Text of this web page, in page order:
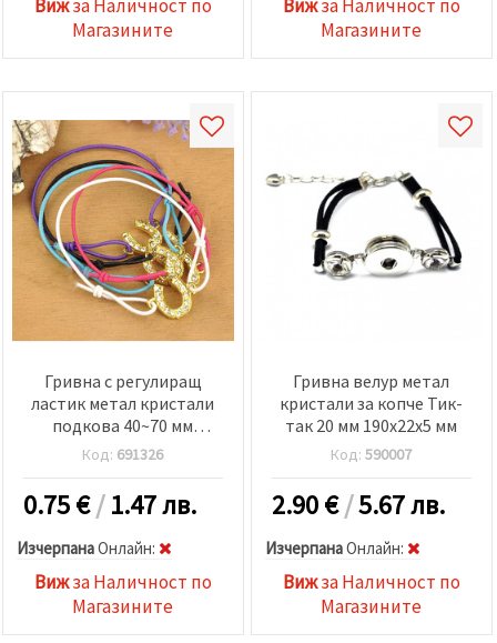
Вижза Наличност по
Магазините
Вижза Наличност по
Магазините
Гривна с регулиращ
ластик метал кристали
подкова 40~70 мм
АСОРТЕ
Код: 691326
0.75€/1.47 лв.
ИзчерпанаOнлайн:
Вижза Наличност по
Магазините
Гривна велур метал
кристали за копче Тик-
так 20 мм 190x22x5 мм
Код:590007
2.90€/5.67 лв.
ИзчерпанаOнлайн:
Вижза Наличност по
Магазините